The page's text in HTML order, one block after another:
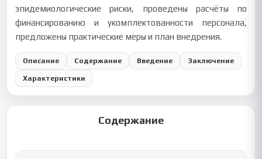
эпидемиологические риски, проведены расчёты по
финансированию и укомплектованности персонала,
предложены практические меры и план внедрения.
Описание Содержание Введение Заключение
Характеристики
Содержание